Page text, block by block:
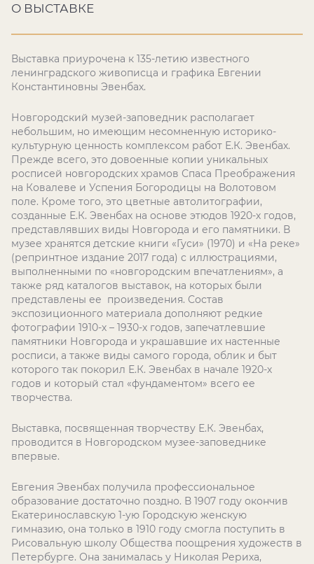
О ВЫСТАВКЕ
Выставка приурочена к 135-летию известного
ленинградского живописца и графика Евгении
Константиновны Эвенбах.
Новгородский музей-заповедник располагает
небольшим, но имеющим несомненную историко-
культурную ценность комплексом работ Е.К. Эвенбах.
Прежде всего, это довоенные копии уникальных
росписей новгородских храмов Спаса Преображения
на Ковалеве и Успения Богородицы на Волотовом
поле. Кроме того, это цветные автолитографии,
созданные Е.К. Эвенбах на основе этюдов 1920-х годов,
представлявших виды Новгорода и его памятники. В
музее хранятся детские книги «Гуси» (1970) и «На реке»
(репринтное издание 2017 года) с иллюстрациями,
выполненными по «новгородским впечатлениям», а
также ряд каталогов выставок, на которых были
представлены ее произведения. Состав
экспозиционного материала дополняют редкие
фотографии 1910-х – 1930-х годов, запечатлевшие
памятники Новгорода и украшавшие их настенные
росписи, а также виды самого города, облик и быт
которого так покорил Е.К. Эвенбах в начале 1920-х
годов и который стал «фундаментом» всего ее
творчества.
Выставка, посвященная творчеству Е.К. Эвенбах,
проводится в Новгородском музее-заповеднике
впервые.
Евгения Эвенбах получила профессиональное
образование достаточно поздно. В 1907 году окончив
Екатеринославскую 1-ую Городскую женскую
гимназию, она только в 1910 году смогла поступить в
Рисовальную школу Общества поощрения художеств в
Петербурге. Она занималась у Николая Рериха,